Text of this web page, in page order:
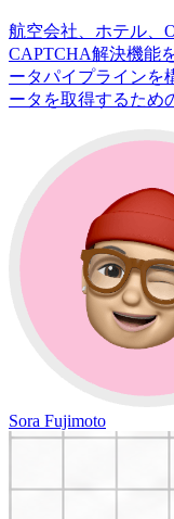
航空会社、ホテル、
CAPTCHA解決機能
ータパイプラインを
ータを取得するため
Sora Fujimoto